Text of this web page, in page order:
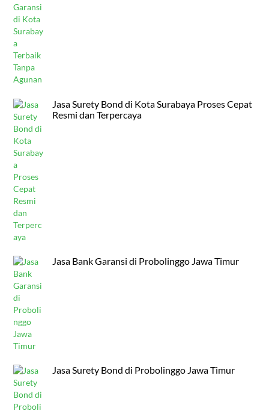
Jasa Surety Bond di Kota Surabaya Proses Cepat
Resmi dan Terpercaya
Jasa Bank Garansi di Probolinggo Jawa Timur
Jasa Surety Bond di Probolinggo Jawa Timur